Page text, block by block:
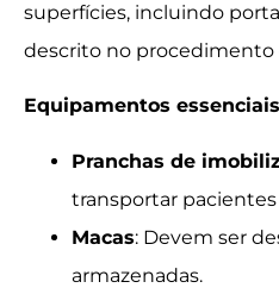
superfícies, incluindo
descrito no procedimento
Equipamentos essenciais
Pranchas de
transportar
Macas: Devem ser
armazenadas.